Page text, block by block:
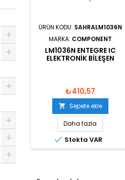
ÜRÜN KODU: SAHRALM1036N
MARKA: COMPONENT
LM1036N ENTEGRE IC
ELEKTRONIK BILEŞEN
₺410,57
 Sepete ekle
Daha fazla
 Stokta VAR